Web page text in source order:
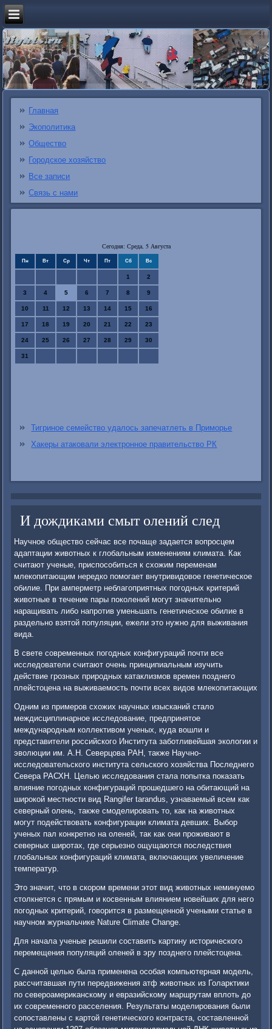
Главная
Экополитика
Общество
Городское хозяйство
Все записи
Связь с нами
Сегодня: Среда, 5 Августа
Пн Вт Ср Чт Пт Сб Вс
1 2
3 4 5 6 7 8 9
10 11 12 13 14 15 16
17 18 19 20 21 22 23
24 25 26 27 28 29 30
31
Тигриное семейство удалось запечатлеть в Приморье
Хакеры атаковали электронное правительство РК
И дождиками смыт олений след
Научное общество сейчас все почаще задается вопросцем
адаптации животных к глобальным изменениям климата. Как
считают ученые, приспособиться к схожим переменам
млекопитающим нередко помогает внутривидовое генетическое
обилие. При амперметр неблагоприятных погодных критерий
животные в течение пары поколений могут значительно
наращивать либо напротив уменьшать генетическое обилие в
раздельно взятой популяции, ежели это нужно для выживания
вида.
В свете современных погодных конфигураций почти все
исследователи считают очень принципиальным изучить
действие грозных природных катаклизмов времен позднего
плейстоцена на выживаемость почти всех видов млекопитающих
Одним из примеров схожих научных изысканий стало
междисциплинарное исследование, предпринятое
международным коллективом ученых, куда вошли и
представители российского Института заботливейшая экологии и
эволюции им. А.Н. Северцова РАН, также Научно-
исследовательского института сельского хозяйства Последнего
Севера РАСХН. Целью исследования стала попытка показать
влияние погодных конфигураций прошедшего на обитающий на
широкой местности вид Rangifer tarandus, узнаваемый всем как
северный олень, также смоделировать то, как на животных
могут подействовать конфигурации климата девших. Выбор
ученых пал конкретно на оленей, так как они проживают в
северных широтах, где серьезно ощущаются последствия
глобальных конфигураций климата, включающих увеличение
температур.
Это значит, что в скором времени этот вид животных неминуемо
столкнется с прямым и косвенным влиянием новейших для него
погодных критерий, говорится в размещенной учеными статье в
научном журнальчике Nature Climate Change.
Для начала ученые решили составить картину исторического
перемещения популяций оленей в эру позднего плейстоцена.
С данной целью была применена особая компьютерная модель,
рассчитавшая пути передвижения атф животных из Голарктики
по североамериканскому и евразийскому маршрутам вплоть до
их современного расселения. Результаты моделирования были
сопоставлены с картой генетического контраста, составленной